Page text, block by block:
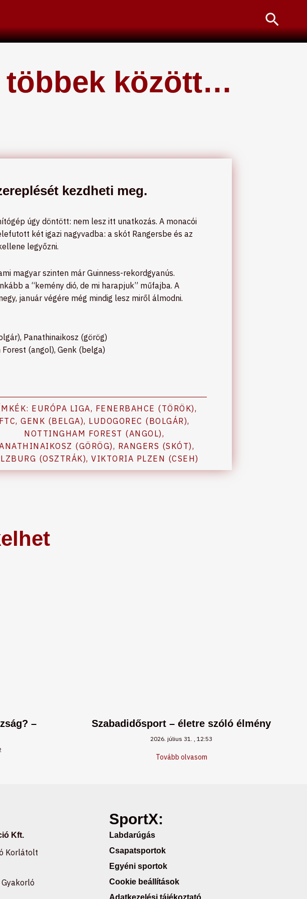
többek között…
kezdheti meg.
úgy döntött: nem lesz itt unatkozás. A monacói
két igazi nagyvadba: a skót Rangersbe és az
legyőzni.
magyar szinten már Guinness-rekordgyanús.
a “kemény dió, de mi harapjuk” műfajba. A
január végére még mindig lesz miről álmodni.
Panathinaikosz (görög)
(angol), Genk (belga)
EURÓPA LIGA, FENERBAHCE (TÖRÖK),
FTC,GENK (BELGA), LUDOGOREC (BOLGÁR),
NOTTINGHAM FOREST (ANGOL),
(GÖRÖG), RANGERS (SKÓT),
(OSZTRÁK),VIKTORIA PLZEN (CSEH)
–
Szabadidősport – életre szóló élmény
2026. július 31. 12:53
Tovább olvasom
Kft.
Korlátolt
SportX:
Labdarúgás
Csapatsportok
Egyéni sportok
Cookie beállítások
Adatkezelési tájékoztató